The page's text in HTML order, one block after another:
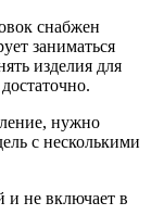
снабжен
заниматься
изделия для
нужно
с несколькими
и не включает в